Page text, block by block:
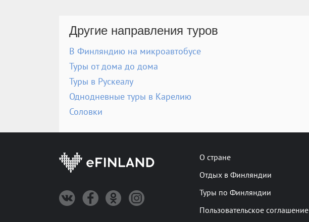
Другие направления туров
В Финляндию на микроавтобусе
Туры от дома до дома
Туры в Рускеалу
Однодневные туры в Карелию
Соловки
О стране
Отдых в Финляндии
Туры по Финляндии
Пользовательское соглашение